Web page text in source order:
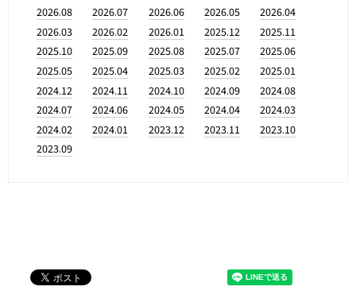
2026.08 2026.07 2026.06 2026.05
2026.04
2026.03
2026.02 2026.01 2025.12
2025.11
2025.10
2025.09 2025.08 2025.07
2025.06
2025.05
2025.04 2025.03 2025.02
2025.01
2024.12
2024.11 2024.10 2024.09
2024.08
2024.07
2024.06 2024.05 2024.04
2024.03
2024.02
2024.01 2023.12 2023.11
2023.10
2023.09